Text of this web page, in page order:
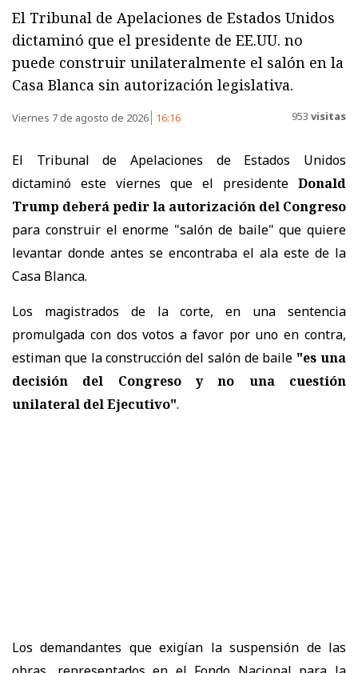
El Tribunal de Apelaciones de Estados Unidos
dictaminó que el presidente de EE.UU. no
puede construir unilateralmente el salón en la
Casa Blanca sin autorización legislativa.
Viernes 7 de agosto de 2026 16:16 953 visitas
El Tribunal de Apelaciones de Estados Unidos
dictaminó este viernes que el presidente Donald
Trump deberá pedir la autorización del Congreso
para construir el enorme "salón de baile" que quiere
levantar donde antes se encontraba el ala este de la
Casa Blanca.
Los magistrados de la corte, en una sentencia
promulgada con dos votos a favor por uno en contra,
estiman que la construcción del salón de baile "es una
decisión del Congreso y no una cuestión
unilateral del Ejecutivo".
Los demandantes que exigían la suspensión de las